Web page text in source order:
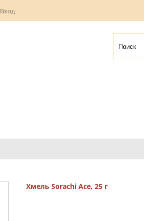
Вход
Хмель Sorachi Ace, 25 г